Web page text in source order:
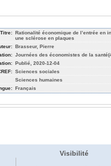
Titre: Rationalité économique de l’entrée en
une sclérose en plaques
Brasseur, Pierre
Journées des économistes de la
Publié, 2020-12-04
Sciences sociales
Sciences humaines
Français
Visibilité